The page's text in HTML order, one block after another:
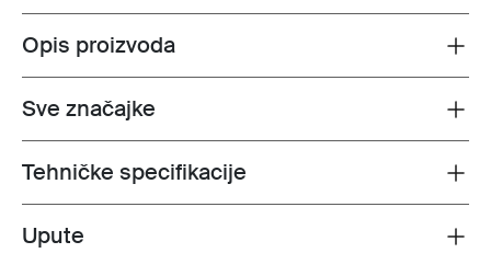
Toggle overview
Opis proizvoda
Toggle features
Sve značajke
Toggle techspec
Tehničke specifikacije
Toggle guides and instructions
Upute